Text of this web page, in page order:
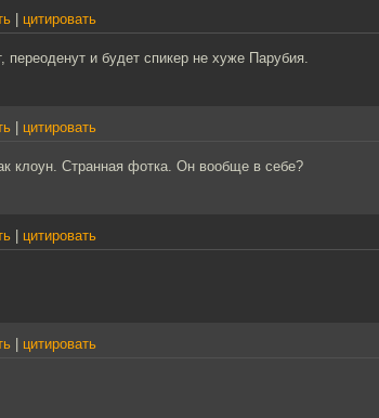
цитировать
и будет спикер не хуже Парубия.
цитировать
клоун. Странная фотка. Он вообще в себе?
цитировать
цитировать